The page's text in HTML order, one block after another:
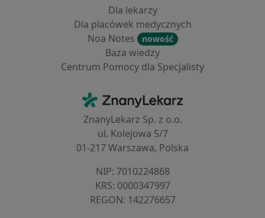
Dla lekarzy
Dla placówek medycznych
Noa Notes
nowość
Baza wiedzy
Centrum Pomocy dla Specjalisty
ZnanyLekarz - Strona główna
ZnanyLekarz Sp. z o.o.
ul. Kolejowa 5/7
01-217 Warszawa, Polska
NIP: ⁠7010224868
KRS: ⁠0000347997
REGON: ⁠142276657